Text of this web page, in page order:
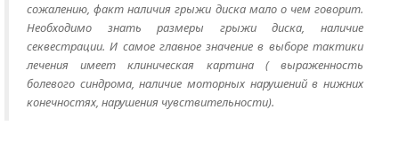
сожалению, факт наличия грыжи диска мало о чем говорит.
Необходимо знать размеры грыжи диска, наличие
секвестрации. И самое главное значение в выборе тактики
лечения имеет клиническая картина ( выраженность
болевого синдрома, наличие моторных нарушений в нижних
конечностях, нарушения чувствительности).